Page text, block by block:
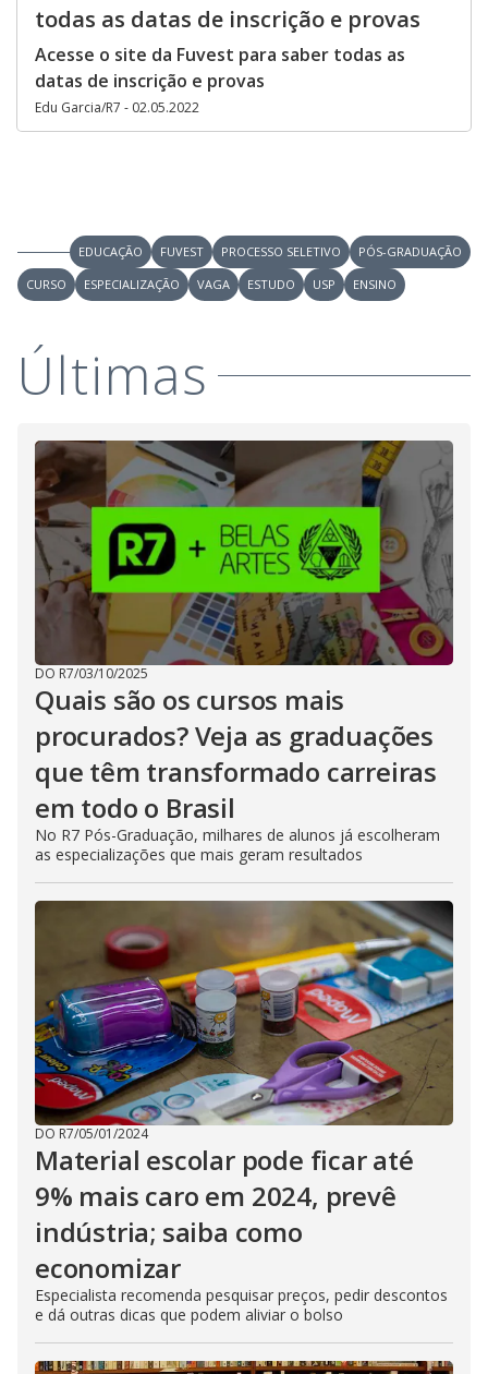
todas as datas de inscrição e provas
Acesse o site da Fuvest para saber todas as
datas de inscrição e provas
Edu Garcia/R7 - 02.05.2022
EDUCAÇÃO FUVEST PROCESSO SELETIVO
PÓS-GRADUAÇÃO
CURSO
ESPECIALIZAÇÃO VAGA ESTUDO USP ENSINO
Últimas
DO R7/03/10/2025
Quais são os cursos mais
procurados? Veja as graduações
que têm transformado carreiras
em todo o Brasil
No R7 Pós-Graduação, milhares de alunos já escolheram
as especializações que mais geram resultados
DO R7/05/01/2024
Material escolar pode ficar até
9% mais caro em 2024, prevê
indústria; saiba como
economizar
Especialista recomenda pesquisar preços, pedir descontos
e dá outras dicas que podem aliviar o bolso